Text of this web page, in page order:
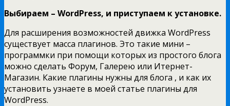
Выбираем – WordPress, и приступаем к установке.
Для расширения возможностей движка WordPress
существует масса плагинов. Это такие мини –
программки при помощи которых из простого блога
можно сделать Форум, Галерею или Итернет-
Магазин. Какие плагины нужны для блога , и как их
установить узнаете в моей статье плагины для
WordPress.